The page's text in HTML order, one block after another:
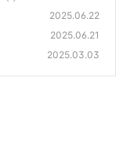
2025.06.22
2025.06.21
2025.03.03